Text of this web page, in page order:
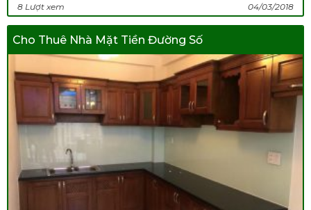
8 Lượt xem 04/03/2018
Cho Thuê Nhà Mặt Tiền Đường Số